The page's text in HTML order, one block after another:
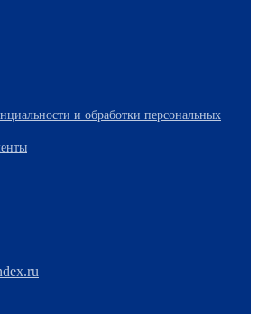
и обработки персональных